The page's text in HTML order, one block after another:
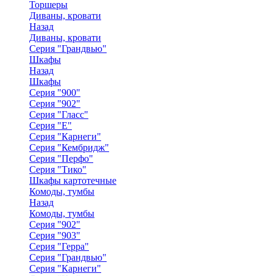
Торшеры
Диваны, кровати
Назад
Диваны, кровати
Серия "Грандвью"
Шкафы
Назад
Шкафы
Серия "900"
Серия "902"
Серия "Гласс"
Серия "Е"
Серия "Карнеги"
Серия "Кембридж"
Серия "Перфо"
Серия "Тико"
Шкафы картотечные
Комоды, тумбы
Назад
Комоды, тумбы
Серия "902"
Серия "903"
Серия "Герра"
Серия "Грандвью"
Серия "Карнеги"